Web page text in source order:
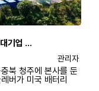
기업 …
등록자
관리자
북 청주에 본사를 둔
버가 미국 배터리